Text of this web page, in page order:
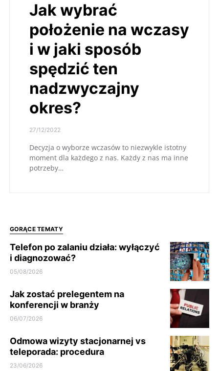
Jak wybrać
położenie na wczasy
i w jaki sposób
spędzić ten
nadzwyczajny
okres?
27/12/2022
Decyzja o wyborze wczasów to niezwykle istotny
moment dla każdego z nas. Każdy z nas ma inne
potrzeby…
GORĄCE TEMATY
Telefon po zalaniu działa: wyłączyć
i diagnozować?
05/08/2026
Jak zostać prelegentem na
konferencji w branży
06/07/2026
Odmowa wizyty stacjonarnej vs
teleporada: procedura
23/06/2026